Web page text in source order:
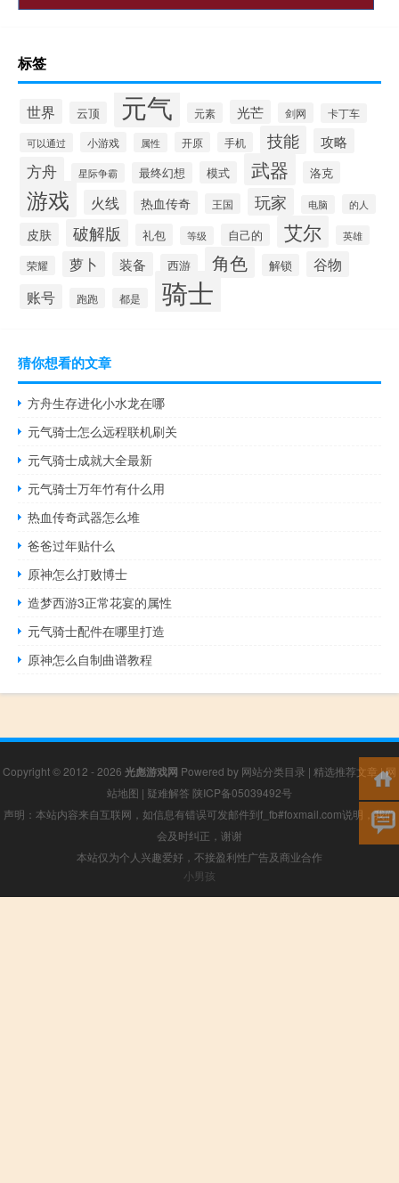
标签
世界 云顶 元气 元素 光芒 剑网 卡丁车
可以通过 小游戏 属性 开原 手机 技能 攻略
方舟 星际争霸 最终幻想 模式 武器 洛克
游戏 火线 热血传奇 王国 玩家 电脑 的人
皮肤 破解版 礼包 等级 自己的 艾尔 英雄
荣耀 萝卜 装备 西游 角色 解锁 谷物
账号 跑跑 都是 骑士
猜你想看的文章
方舟生存进化小水龙在哪
元气骑士怎么远程联机刷关
元气骑士成就大全最新
元气骑士万年竹有什么用
热血传奇武器怎么堆
爸爸过年贴什么
原神怎么打败博士
造梦西游3正常花宴的属性
元气骑士配件在哪里打造
原神怎么自制曲谱教程
Copyright © 2012 - 2026 光彪游戏网 Powered by 网站分类目录 | 精选推荐文章 |网
站地图 | 疑难解答 陕ICP备05039492号
声明：本站内容来自互联网，如信息有错误可发邮件到f_fb#foxmail.com说明，我们
会及时纠正，谢谢
本站仅为个人兴趣爱好，不接盈利性广告及商业合作
小男孩